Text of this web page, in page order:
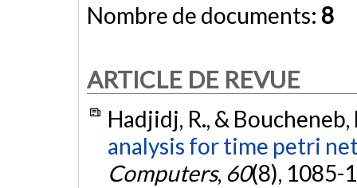
Nombre de documents: 8
ARTICLE DE REVUE
Hadjidj, R., &
analysis for time petri
Computers, 60(8), 1085-